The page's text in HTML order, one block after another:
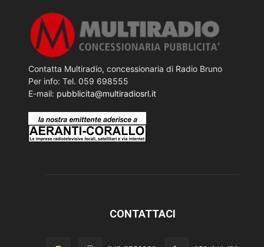
Contatta Multiradio, concessionaria di Radio Bruno
Per info: Tel. 059 698555
E-mail: pubblicita@multiradiosrl.it
CONTATTACI